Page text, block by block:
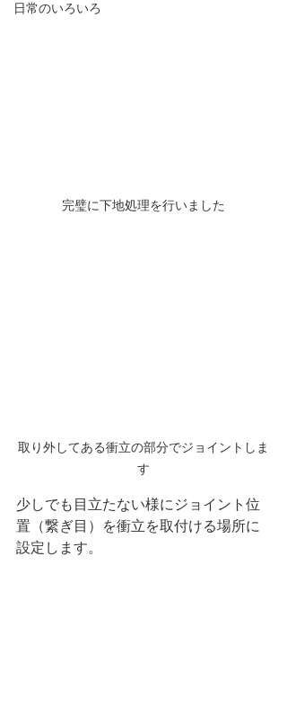
日常のいろいろ
完璧に下地処理を行いました
取り外してある衝立の部分でジョイントしま
す
少しでも目立たない様にジョイント位
置（繋ぎ目）を衝立を取付ける場所に
設定します。